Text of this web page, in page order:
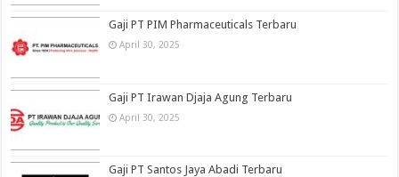
Gaji PT PIM Pharmaceuticals Terbaru
April 30, 2025
Gaji PT Irawan Djaja Agung Terbaru
April 30, 2025
Gaji PT Santos Jaya Abadi Terbaru